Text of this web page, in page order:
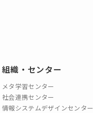
組織・センター
メタ学習センター
社会連携センター
情報システムデザインセンター